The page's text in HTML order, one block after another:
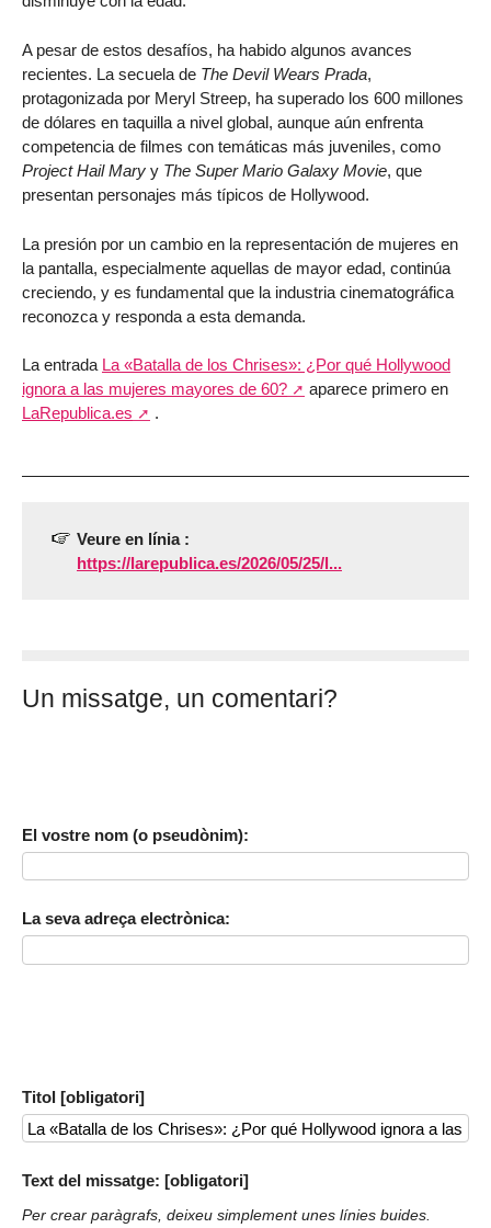
A pesar de estos desafíos, ha habido algunos avances
recientes. La secuela de The Devil Wears Prada,
protagonizada por Meryl Streep, ha superado los 600 millones
de dólares en taquilla a nivel global, aunque aún enfrenta
competencia de filmes con temáticas más juveniles, como
Project Hail Mary y The Super Mario Galaxy Movie, que
presentan personajes más típicos de Hollywood.
La presión por un cambio en la representación de mujeres en
la pantalla, especialmente aquellas de mayor edad, continúa
creciendo, y es fundamental que la industria cinematográfica
reconozca y responda a esta demanda.
La entrada La «Batalla de los Chrises»: ¿Por qué Hollywood
ignora a las mujeres mayores de 60?
aparece primero en
LaRepublica.es
.
Veure en línia :
https://larepublica.es/2026/05/25/l...
Un missatge, un comentari?
El vostre nom (o pseudònim):
La seva adreça electrònica:
Titol [obligatori]
Text del missatge: [obligatori]
Per crear paràgrafs, deixeu simplement unes línies buides.